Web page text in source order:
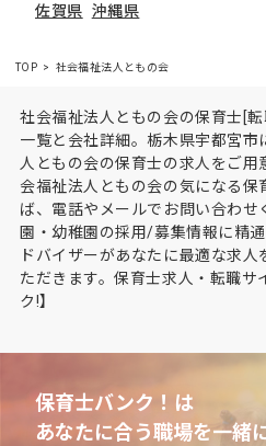
佐賀県 沖縄県
TOP 社会福祉法人ともの会
社会福祉法人ともの会の保育士[転
一覧と会社詳細。栃木県宇都宮市
人ともの会の保育士の求人をご用
会福祉法人ともの会の気になる保
ば、電話やメールでお問い合わせ
園・幼稚園の採用/募集情報に精
ドバイザーがあなたに最適な求人
ただきます。保育士求人・転職サ
ク!】
保育士バンク！は
あなたに合う職場を一緒